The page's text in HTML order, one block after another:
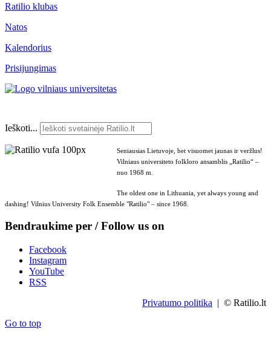
Ratilio klubas
Natos
Kalendorius
Prisijungimas
Ieškoti...
Seniausias Lietuvoje, bet visuomet jaunas ir veržlus!
Vilniaus universiteto folkloro ansamblis „Ratilio“ –
nuo 1968 m.
The oldest one in Lithuania, yet always young and
dashing! Vilnius University Folk Ensemble "Ratilio" – since 1968.
Bendraukime per / Follow us on
Facebook
Instagram
YouTube
RSS
Privatumo politika | © Ratilio.lt
Go to top